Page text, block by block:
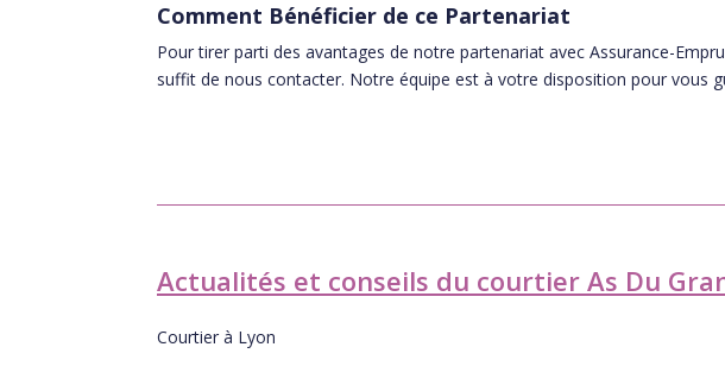
Comment Bénéficier de ce Partenariat
Pour tirer parti des avantages de notre partenariat avec Assurance-
suffit de nous contacter. Notre équipe est à votre disposition pour vous
Actualités et conseils du courtier As Du
Courtier à Lyon